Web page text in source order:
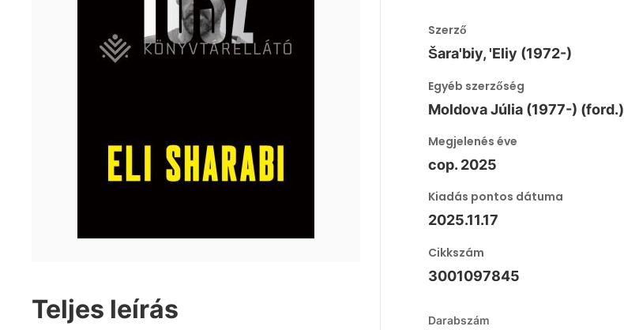
Teljes leírás
Szerző
Šara'biy, 'Eliy (1972-)
Egyéb szerzőség
Moldova Júlia (1977-) (ford.)
Megjelenés éve
cop. 2025
Kiadás pontos dátuma
2025.11.17
Cikkszám
3001097845
Darabszám